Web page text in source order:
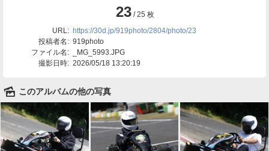
23/ 25 枚
URL: https://30d.jp/919photo/2804/photo/23
投稿者名: 919photo
ファイル名:
_MG_5993.JPG
撮影日時: 2026/05/18 13:20:19
🌄 このアルバムの他の写真